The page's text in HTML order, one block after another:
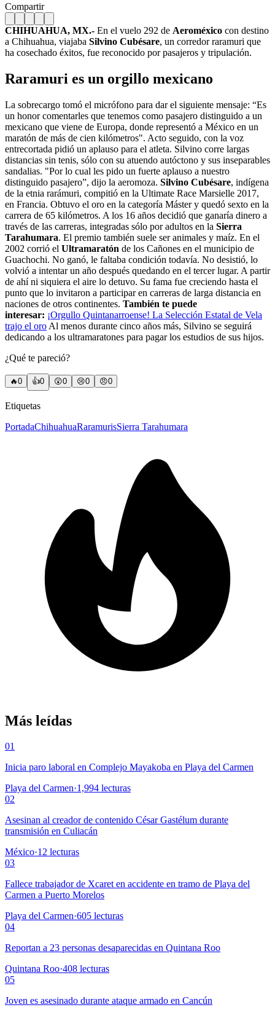
Compartir
CHIHUAHUA, MX.- En el vuelo 292 de Aeroméxico con destino
a Chihuahua, viajaba Silvino Cubésare, un corredor raramuri que
ha cosechado éxitos, fue reconocido por pasajeros y tripulación.
Raramuri es un orgillo mexicano
La sobrecargo tomó el micrófono para dar el siguiente mensaje: “Es
un honor comentarles que tenemos como pasajero distinguido a un
mexicano que viene de Europa, donde representó a México en un
maratón de más de cien kilómetros". Acto seguido, con la voz
entrecortada pidió un aplauso para el atleta. Silvino corre largas
distancias sin tenis, sólo con su atuendo autóctono y sus inseparables
sandalias. "Por lo cual les pido un fuerte aplauso a nuestro
distinguido pasajero”, dijo la aeromoza. Silvino Cubésare, indígena
de la etnia rarámuri, compitió en la Ultimate Race Marsielle 2017,
en Francia. Obtuvo el oro en la categoría Máster y quedó sexto en la
carrera de 65 kilómetros. A los 16 años decidió que ganaría dinero a
través de las carreras, integradas sólo por adultos en la Sierra
Tarahumara. El premio también suele ser animales y maíz. En el
2002 corrió el Ultramaratón de los Cañones en el municipio de
Guachochi. No ganó, le faltaba condición todavía. No desistió, lo
volvió a intentar un año después quedando en el tercer lugar. A partir
de ahí ni siquiera el aire lo detuvo. Su fama fue creciendo hasta el
punto que lo invitaron a participar en carreras de larga distancia en
naciones de otros continentes. También te puede
interesar: ¡Orgullo Quintanarroense! La Selección Estatal de Vela
trajo el oro Al menos durante cinco años más, Silvino se seguirá
dedicando a los ultramaratones para pagar los estudios de sus hijos.
¿Qué te pareció?
🔥0 👍0 😲0 😢0 😠0
Etiquetas
PortadaChihuahuaRaramurisSierra Tarahumara
Más leídas
01
Inicia paro laboral en Complejo Mayakoba en Playa del Carmen
Playa del Carmen·1,994 lecturas
02
Asesinan al creador de contenido César Gastélum durante
transmisión en Culiacán
México·12 lecturas
03
Fallece trabajador de Xcaret en accidente en tramo de Playa del
Carmen a Puerto Morelos
Playa del Carmen·605 lecturas
04
Reportan a 23 personas desaparecidas en Quintana Roo
Quintana Roo·408 lecturas
05
Joven es asesinado durante ataque armado en Cancún